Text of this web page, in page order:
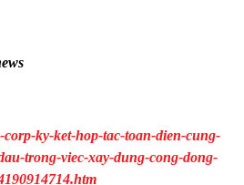
corp-ky-ket-hop-tac-toan-dien-cung-
trong-viec-xay-dung-cong-dong-